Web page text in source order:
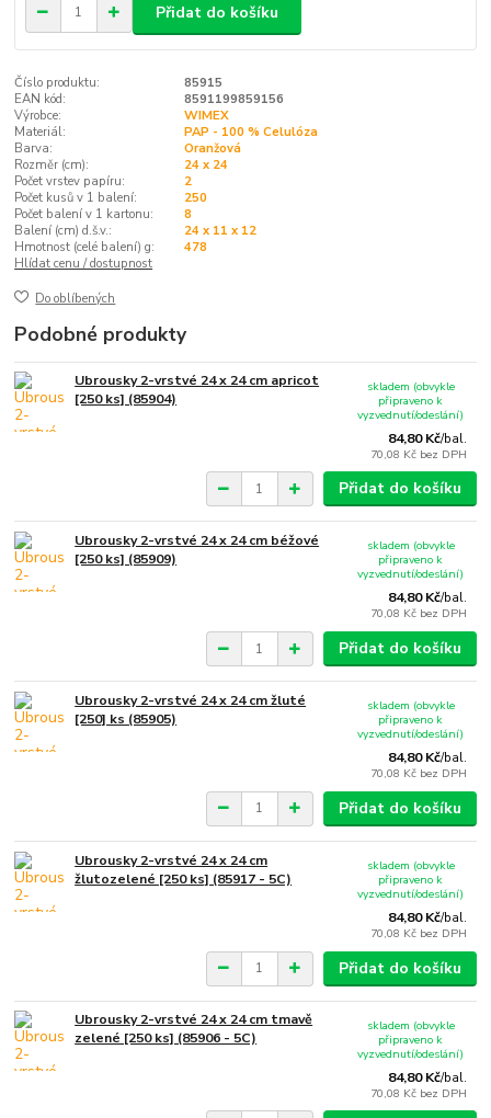
Přidat do košíku
Číslo produktu:
85915
EAN kód:
8591199859156
Výrobce:
WIMEX
Materiál:
PAP - 100 % Celulóza
Barva:
Oranžová
Rozměr (cm):
24 x 24
Počet vrstev papíru:
2
Počet kusů v 1 balení:
250
Počet balení v 1 kartonu:
8
Balení (cm) d.š.v.:
24 x 11 x 12
Hmotnost (celé balení) g:
478
Hlídat cenu / dostupnost
Do oblíbených
Podobné produkty
Ubrousky 2-vrstvé 24 x 24 cm apricot
[250 ks] (85904)
84,80 Kč/bal.
70,08 Kč bez DPH
skladem (obvykle
připraveno k
vyzvednutí/odeslání)
Přidat do košíku
Ubrousky 2-vrstvé 24 x 24 cm béžové
[250 ks] (85909)
84,80 Kč/bal.
70,08 Kč bez DPH
skladem (obvykle
připraveno k
vyzvednutí/odeslání)
Přidat do košíku
Ubrousky 2-vrstvé 24 x 24 cm žluté
[250] ks (85905)
84,80 Kč/bal.
70,08 Kč bez DPH
skladem (obvykle
připraveno k
vyzvednutí/odeslání)
Přidat do košíku
Ubrousky 2-vrstvé 24 x 24 cm
žlutozelené [250 ks] (85917 - 5C)
84,80 Kč/bal.
70,08 Kč bez DPH
skladem (obvykle
připraveno k
vyzvednutí/odeslání)
Přidat do košíku
Ubrousky 2-vrstvé 24 x 24 cm tmavě
zelené [250 ks] (85906 - 5C)
84,80 Kč/bal.
70,08 Kč bez DPH
skladem (obvykle
připraveno k
vyzvednutí/odeslání)